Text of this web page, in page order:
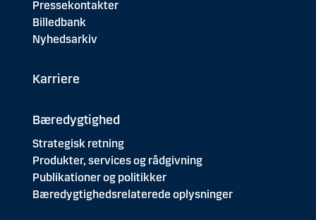
Pressekontakter
Billedbank
Nyhedsarkiv
Karriere
Bæredygtighed
Strategisk retning
Produkter, services og rådgivning
Publikationer og politikker
Bæredygtighedsrelaterede oplysninger